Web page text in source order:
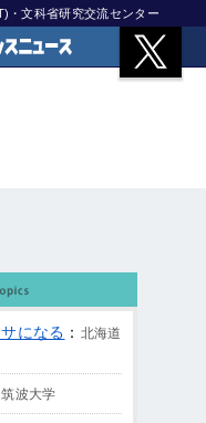
文科省研究交流センター
になる ： 北海道
筑波大学